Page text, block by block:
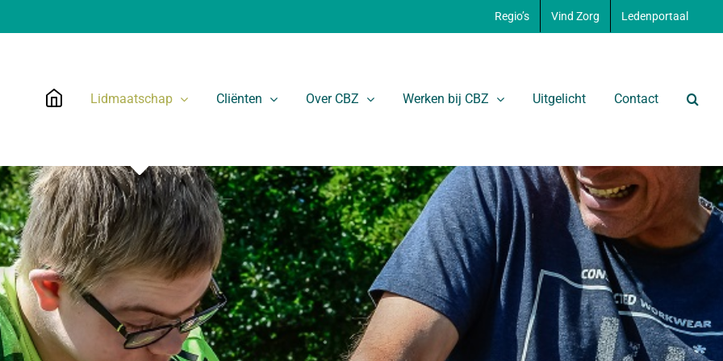
Regio’s Vind Zorg Ledenportaal
Lidmaatschap Cliënten Over CBZ Werken bij CBZ Uitgelicht Contact